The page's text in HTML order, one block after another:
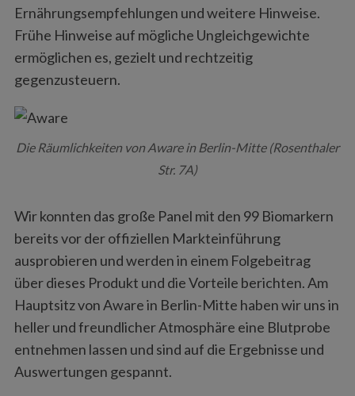
Ernährungsempfehlungen und weitere Hinweise.
Frühe Hinweise auf mögliche Ungleichgewichte
ermöglichen es, gezielt und rechtzeitig
gegenzusteuern.
Die Räumlichkeiten von Aware in Berlin-Mitte (Rosenthaler
Str. 7A)
Wir konnten das große Panel mit den 99 Biomarkern
bereits vor der offiziellen Markteinführung
ausprobieren und werden in einem Folgebeitrag
über dieses Produkt und die Vorteile berichten. Am
Hauptsitz von Aware in Berlin-Mitte haben wir uns in
heller und freundlicher Atmosphäre eine Blutprobe
entnehmen lassen und sind auf die Ergebnisse und
Auswertungen gespannt.